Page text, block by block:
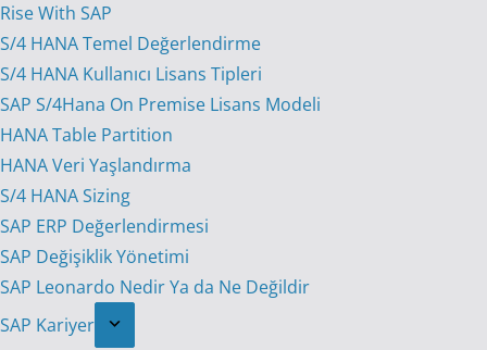
Rise With SAP
S/4 HANA Temel Değerlendirme
S/4 HANA Kullanıcı Lisans Tipleri
SAP S/4Hana On Premise Lisans Modeli
HANA Table Partition
HANA Veri Yaşlandırma
S/4 HANA Sizing
SAP ERP Değerlendirmesi
SAP Değişiklik Yönetimi
SAP Leonardo Nedir Ya da Ne Değildir
SAP Kariyer